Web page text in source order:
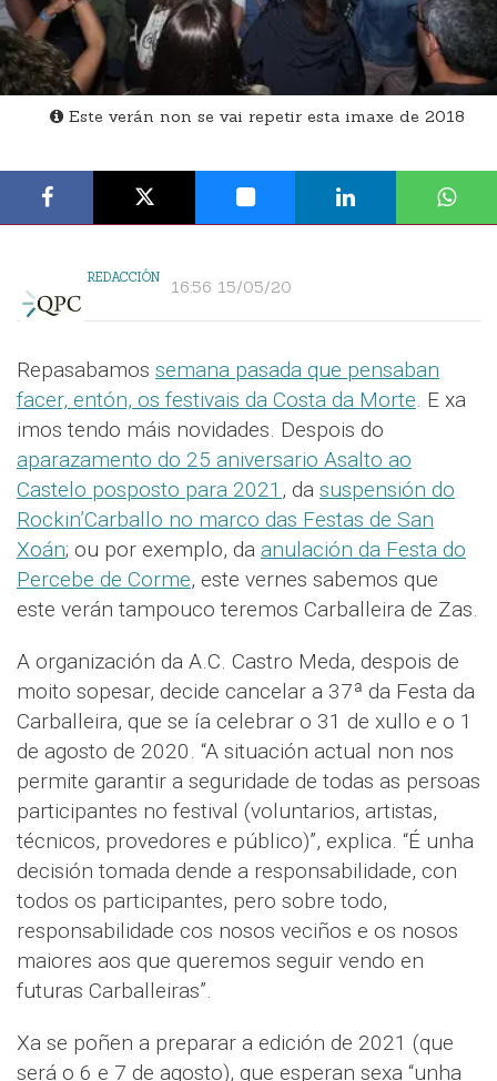
Este verán non se vai repetir esta imaxe de 2018
REDACCIÓN 16:56 15/05/20
Repasabamos semana pasada que pensaban
facer, entón, os festivais da Costa da Morte. E xa
imos tendo máis novidades. Despois do
aparazamento do 25 aniversario Asalto ao
Castelo posposto para 2021 , da suspensión do
Rockin’Carballo no marco das Festas de San
Xoán; ou por exemplo, da anulación da Festa do
Percebe de Corme, este vernes sabemos que
este verán tampouco teremos Carballeira de Zas.
A organización da A.C. Castro Meda, despois de
moito sopesar, decide cancelar a 37ª da Festa da
Carballeira, que se ía celebrar o 31 de xullo e o 1
de agosto de 2020. “A situación actual non nos
permite garantir a seguridade de todas as persoas
participantes no festival (voluntarios, artistas,
técnicos, provedores e público)”, explica. “É unha
decisión tomada dende a responsabilidade, con
todos os participantes, pero sobre todo,
responsabilidade cos nosos veciños e os nosos
maiores aos que queremos seguir vendo en
futuras Carballeiras”.
Xa se poñen a preparar a edición de 2021 (que
será o 6 e 7 de agosto), que esperan sexa “unha